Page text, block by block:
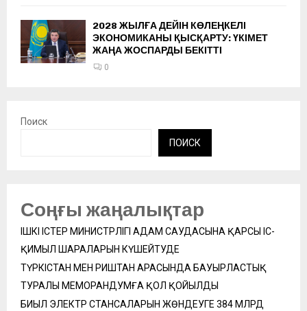
2028 ЖЫЛҒА ДЕЙІН КӨЛЕҢКЕЛІ
ЭКОНОМИКАНЫ ҚЫСҚАРТУ: ҮКІМЕТ
ЖАҢА ЖОСПАРДЫ БЕКІТТІ
0
Поиск
ПОИСК
Соңғы жаңалықтар
ІШКІ ІСТЕР МИНИСТРЛІГІ АДАМ САУДАСЫНА ҚАРСЫ ІС-
ҚИМЫЛ ШАРАЛАРЫН КҮШЕЙТУДЕ
ТҮРКІСТАН МЕН РИШТАН АРАСЫНДА БАУЫРЛАСТЫҚ
ТУРАЛЫ МЕМОРАНДУМҒА ҚОЛ ҚОЙЫЛДЫ
БИЫЛ ЭЛЕКТР СТАНСАЛАРЫН ЖӨНДЕУГЕ 384 МЛРД